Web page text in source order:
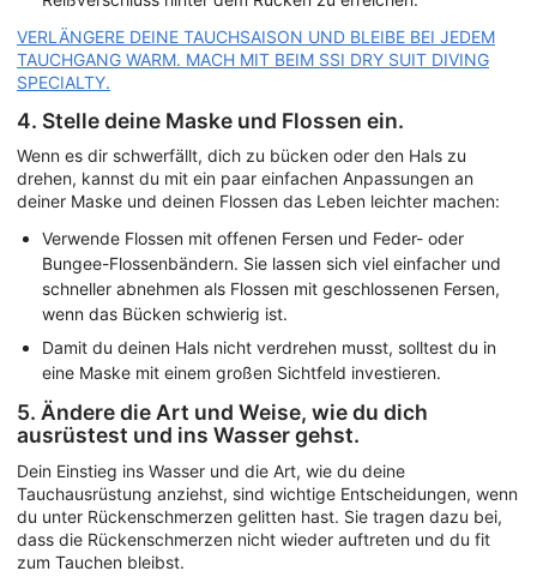
VERLÄNGERE DEINE TAUCHSAISON UND BLEIBE BEI JEDEM
TAUCHGANG WARM. MACH MIT BEIM SSI DRY SUIT DIVING
SPECIALTY.
4. Stelle deine Maske und Flossen ein.
Wenn es dir schwerfällt, dich zu bücken oder den Hals zu
drehen, kannst du mit ein paar einfachen Anpassungen an
deiner Maske und deinen Flossen das Leben leichter machen:
Verwende Flossen mit offenen Fersen und Feder- oder
Bungee-Flossenbändern. Sie lassen sich viel einfacher und
schneller abnehmen als Flossen mit geschlossenen Fersen,
wenn das Bücken schwierig ist.
Damit du deinen Hals nicht verdrehen musst, solltest du in
eine Maske mit einem großen Sichtfeld investieren.
5. Ändere die Art und Weise, wie du dich
ausrüstest und ins Wasser gehst.
Dein Einstieg ins Wasser und die Art, wie du deine
Tauchausrüstung anziehst, sind wichtige Entscheidungen, wenn
du unter Rückenschmerzen gelitten hast. Sie tragen dazu bei,
dass die Rückenschmerzen nicht wieder auftreten und du fit
zum Tauchen bleibst.